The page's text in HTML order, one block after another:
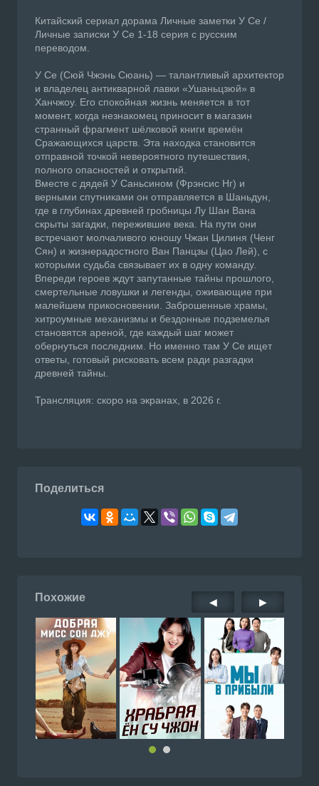
Китайский сериал дорама Личные заметки У Се /
Личные записки У Се 1-18 серия с русским
переводом.
У Се (Сюй Чжэнь Сюань) — талантливый архитектор
и владелец антикварной лавки «Ушаньцзюй» в
Ханчжоу. Его спокойная жизнь меняется в тот
момент, когда незнакомец приносит в магазин
странный фрагмент шёлковой книги времён
Сражающихся царств. Эта находка становится
отправной точкой невероятного путешествия,
полного опасностей и открытий.
Вместе с дядей У Саньсином (Фрэнсис Нг) и
верными спутниками он отправляется в Шаньдун,
где в глубинах древней гробницы Лу Шан Вана
скрыты загадки, пережившие века. На пути они
встречают молчаливого юношу Чжан Цилиня (Ченг
Сян) и жизнерадостного Ван Панцзы (Цао Лей), с
которыми судьба связывает их в одну команду.
Впереди героев ждут запутанные тайны прошлого,
смертельные ловушки и легенды, оживающие при
малейшем прикосновении. Заброшенные храмы,
хитроумные механизмы и бездонные подземелья
становятся ареной, где каждый шаг может
обернуться последним. Но именно там У Се ищет
ответы, готовый рисковать всем ради разгадки
древней тайны.
Трансляция: скоро на экранах, в 2026 г.
Поделиться
Похожие ◀ ▶